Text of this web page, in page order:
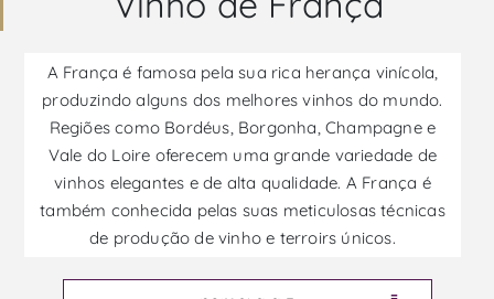
A França é famosa pela sua rica herança vinícola,
produzindo alguns dos melhores vinhos do mundo.
Regiões como Bordéus, Borgonha, Champagne e
Vale do Loire oferecem uma grande variedade de
vinhos elegantes e de alta qualidade. A França é
também conhecida pelas suas meticulosas técnicas
de produção de vinho e terroirs únicos.